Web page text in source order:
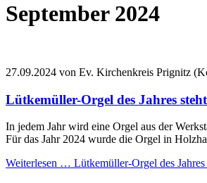
September 2024
27.09.2024 von Ev. Kirchenkreis Prignitz
Lütkemüller-Orgel des Jahres
In jedem Jahr wird eine Orgel aus der
Für das Jahr 2024 wurde die Orgel in
Weiterlesen … Lütkemüller-Orgel des